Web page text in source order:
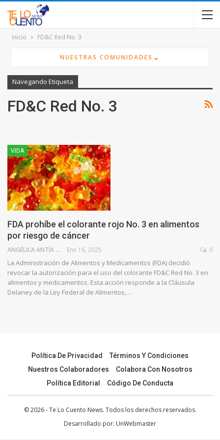
Inicio FD&C Red No. 3
NUESTRAS COMUNIDADES ⌄
Navegando Etiqueta
FD&C Red No. 3
VIDA
FDA prohíbe el colorante rojo No. 3 en alimentos
por riesgo de cáncer
ANGÉLICA ANTÍA AZUAJE Ene 16, 2025 0
La Administración de Alimentos y Medicamentos (FDA) decidió
revocar la autorización para el uso del colorante FD&C Red No. 3 en
alimentos y medicamentos. Esta acción responde a la Cláusula
Delaney de la Ley Federal de Alimentos,…
Política De Privacidad
Términos Y Condiciones
Nuestros Colaboradores
Colabora Con Nosotros
Política Editorial
Código De Conducta
© 2026 - Te Lo Cuento News. Todos los derechos reservados.
Desarrollado por: UnWebmaster